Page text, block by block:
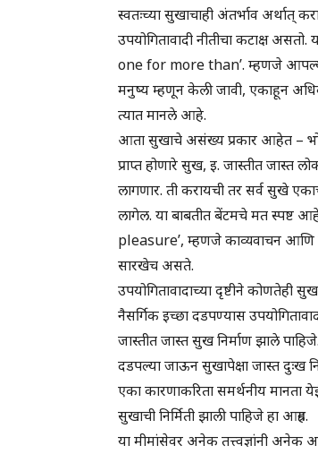
स्वतःच्या सुखाचाही अंतर्भाव अर्थात्
उपयोगितावादी नीतीचा कटाक्ष
one for more than’. म्हणजे
मनुष्य म्हणून केली जावी, एकाहून
त्यात मानले आहे.
आता सुखाचे असंख्य प्रकार आहेत –
प्राप्त होणारे सुख, इ. जास्तीत जास्त
लागणार. ती करायची तर सर्व सुखे
लागेल. या बाबतीत बेंटमचे मत
pleasure’, म्हणजे काव्यवाचन
सारखेच असते.
उपयोगितावादाच्या दृष्टीने कोणतेही
नैसर्गिक इच्छा दडपण्यास
जास्तीत जास्त सुख निर्माण झाले
दडपल्या जाऊन सुखापेक्षा जास्त दुःख
एका कारणाकरिता समर्थनीय
सुखाची निर्मिती झाली पाहिजे हा आग्रह.
या मीमांसेवर अनेक तत्त्वज्ञांनी